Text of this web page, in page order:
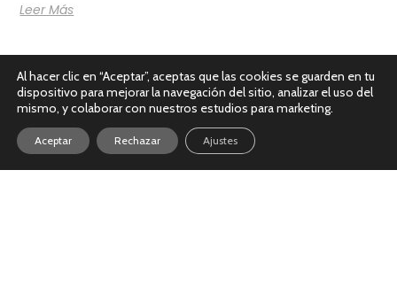
Leer Más
Al hacer clic en “Aceptar”, aceptas que las cookies se guarden en tu
dispositivo para mejorar la navegación del sitio, analizar el uso del
mismo, y colaborar con nuestros estudios para marketing.
Aceptar Rechazar Ajustes